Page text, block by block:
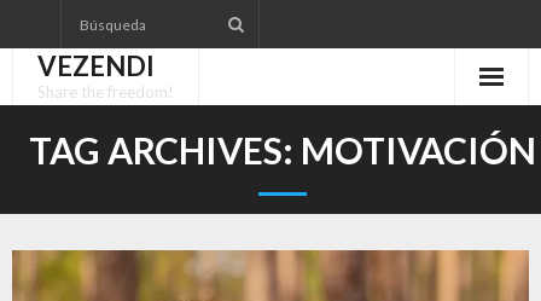
to
contentVEZENDI
Share the freedom!
TAG ARCHIVES: MOTIVACIÓN